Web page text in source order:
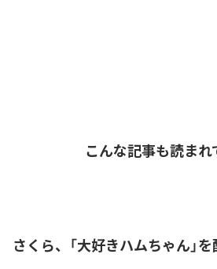
こんな記事も読まれ
さくら、「大好きハムちゃん」